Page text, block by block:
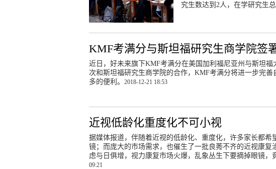
究生数达到2人，在学研究生
KMF考满分与斯坦福研究生商学院签
近日，好未来旗下KMF考满分在美国加利福尼亚州与斯坦
次和斯坦福研究生商学院的合作，KMF考满分将进一步完
多的便利。 2018-12-21 18:53
近视低龄化重度化不可小视
据媒体报道，伴随着近视的低龄化、重度化，许多家长都希
镜；而庞大的市场需求，也催生了一批良莠不齐的近视康
虑与日俱增，视力康复市场火爆，乱象丛生下要摘掉眼镜，
09:21